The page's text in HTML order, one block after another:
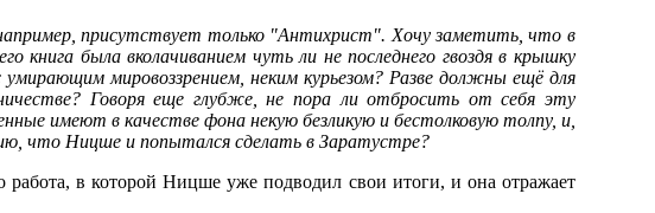
присутствует только "Антихрист". Хочу заметить, что в
книга была вколачиванием чуть ли не последнего гвоздя в крышку
мировоззрением, неким курьезом? Разве должны ещё для
Говоря еще глубже, не пора ли отбросить от себя эту
имеют в качестве фона некую безликую и бестолковую толпу, и,
что Ницше и попытался сделать в Заратустре?
в которой Ницше уже подводил свои итоги, и она отражает